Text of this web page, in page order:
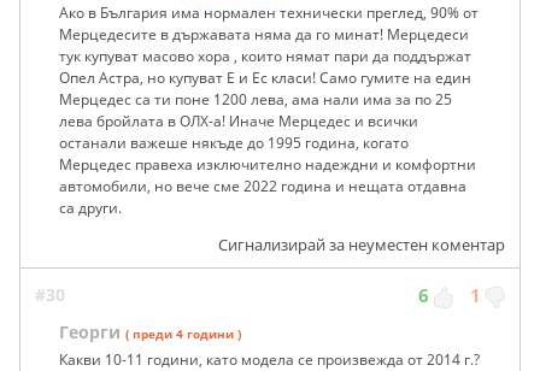
Ако в България има нормален технически преглед, 90% от
Мерцедесите в държавата няма да го минат! Мерцедеси
тук купуват масово хора , които нямат пари да поддържат
Опел Астра, но купуват Е и Ес класи! Само гумите на един
Мерцедес са ти поне 1200 лева, ама нали има за по 25
лева бройлата в ОЛХ-а! Иначе Мерцедес и всички
останали важеше някъде до 1995 година, когато
Мерцедес правеха изключително надеждни и комфортни
автомобили, но вече сме 2022 година и нещата отдавна
са други.
Сигнализирай за неуместен коментар
#30 6 1
Георги ( преди 4 години )
Какви 10-11 години, като модела се произвежда от 2014 г.?